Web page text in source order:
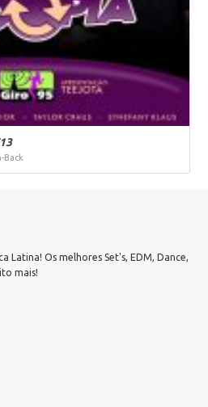
Back
Latina! Os melhores Set's, EDM, Dance,
mais!